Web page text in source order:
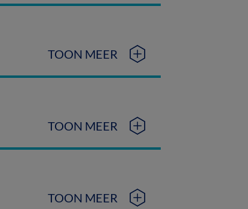
TOON MEER
TOON MEER
TOON MEER